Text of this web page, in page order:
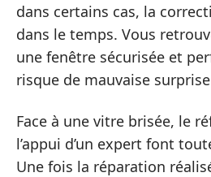
dans certains cas, la
dans le temps. Vous
une fenêtre sécurisée et
risque de mauvaise
Face à une vitre brisée, le
l’appui d’un expert font
Une fois la réparation